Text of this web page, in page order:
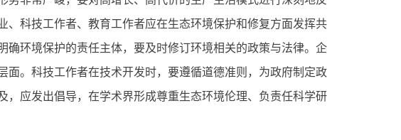
科技工作者、教育工作者应在生态环境保护和修复方面发挥共
环境保护的责任主体，要及时修订环境相关的政策与法律。企
。科技工作者在技术开发时，要遵循道德准则，为政府制定政
应发出倡导，在学术界形成尊重生态环境伦理、负责任科学研